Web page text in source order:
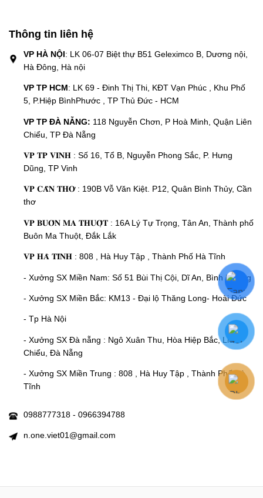
Thông tin liên hệ
VP HÀ NỘI: LK 06-07 Biệt thự B51 Geleximco B, Dương nội,
Hà Đông, Hà nội
VP TP HCM: LK 69 - Đinh Thị Thi, KĐT Vạn Phúc , Khu Phố
5, P.Hiệp BìnhPhước , TP Thủ Đức - HCM
VP TP ĐÀ NẴNG: 118 Nguyễn Chơn, P Hoà Minh, Quận Liên
Chiểu, TP Đà Nẵng
𝐕𝐏 𝐓𝐏 𝐕𝐈𝐍𝐇 : Số 16, Tổ B, Nguyễn Phong Sắc, P. Hưng
Dũng, TP Vinh
𝐕𝐏 𝐂𝐀̂̀𝐍 𝐓𝐇𝐎̛ : 190B Vỗ Văn Kiệt. P12, Quân Bình Thủy, Cần
thơ
𝐕𝐏 𝐁𝐔𝐎̂𝐍 𝐌𝐀 𝐓𝐇𝐔𝐎̣̂𝐓 : 16A Lý Tự Trọng, Tân An, Thành phố
Buôn Ma Thuột, Đắk Lắk
𝐕𝐏 𝐇𝐀̀ 𝐓𝐈̃𝐍𝐇 : 808 , Hà Huy Tập , Thành Phố Hà Tĩnh
- Xưởng SX Miền Nam: Số 51 Bùi Thị Cội, Dĩ An, Bình Dương
- Xưởng SX Miền Bắc: KM13 - Đại lộ Thăng Long- Hoài Đức
- Tp Hà Nội
- Xưởng SX Đà nẵng : Ngô Xuân Thu, Hòa Hiệp Bắc, Liên
Chiểu, Đà Nẵng
- Xưởng SX Miền Trung : 808 , Hà Huy Tập , Thành Phố Hà
Tĩnh
0988777318 - 0966394788
n.one.viet01@gmail.com